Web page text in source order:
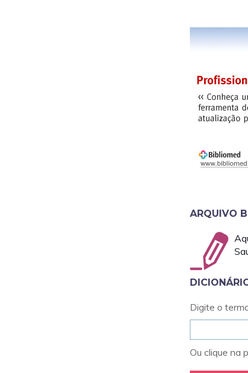
ARQUIVO
Digite o
Ou clique na